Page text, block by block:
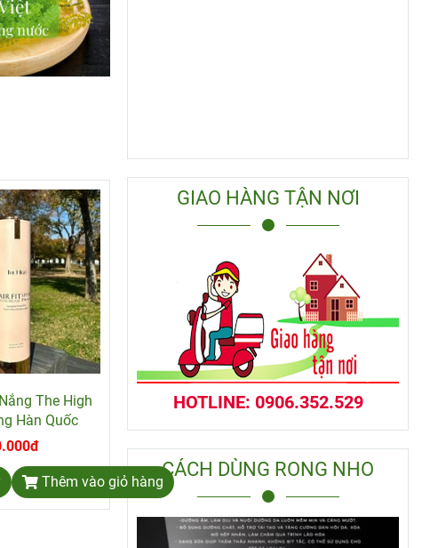
The High
Hàn Quốc
Thêm vào giỏ hàng
GIAO HÀNG TẬN NƠI
HOTLINE: 0906.352.529
CÁCH DÙNG RONG NHO